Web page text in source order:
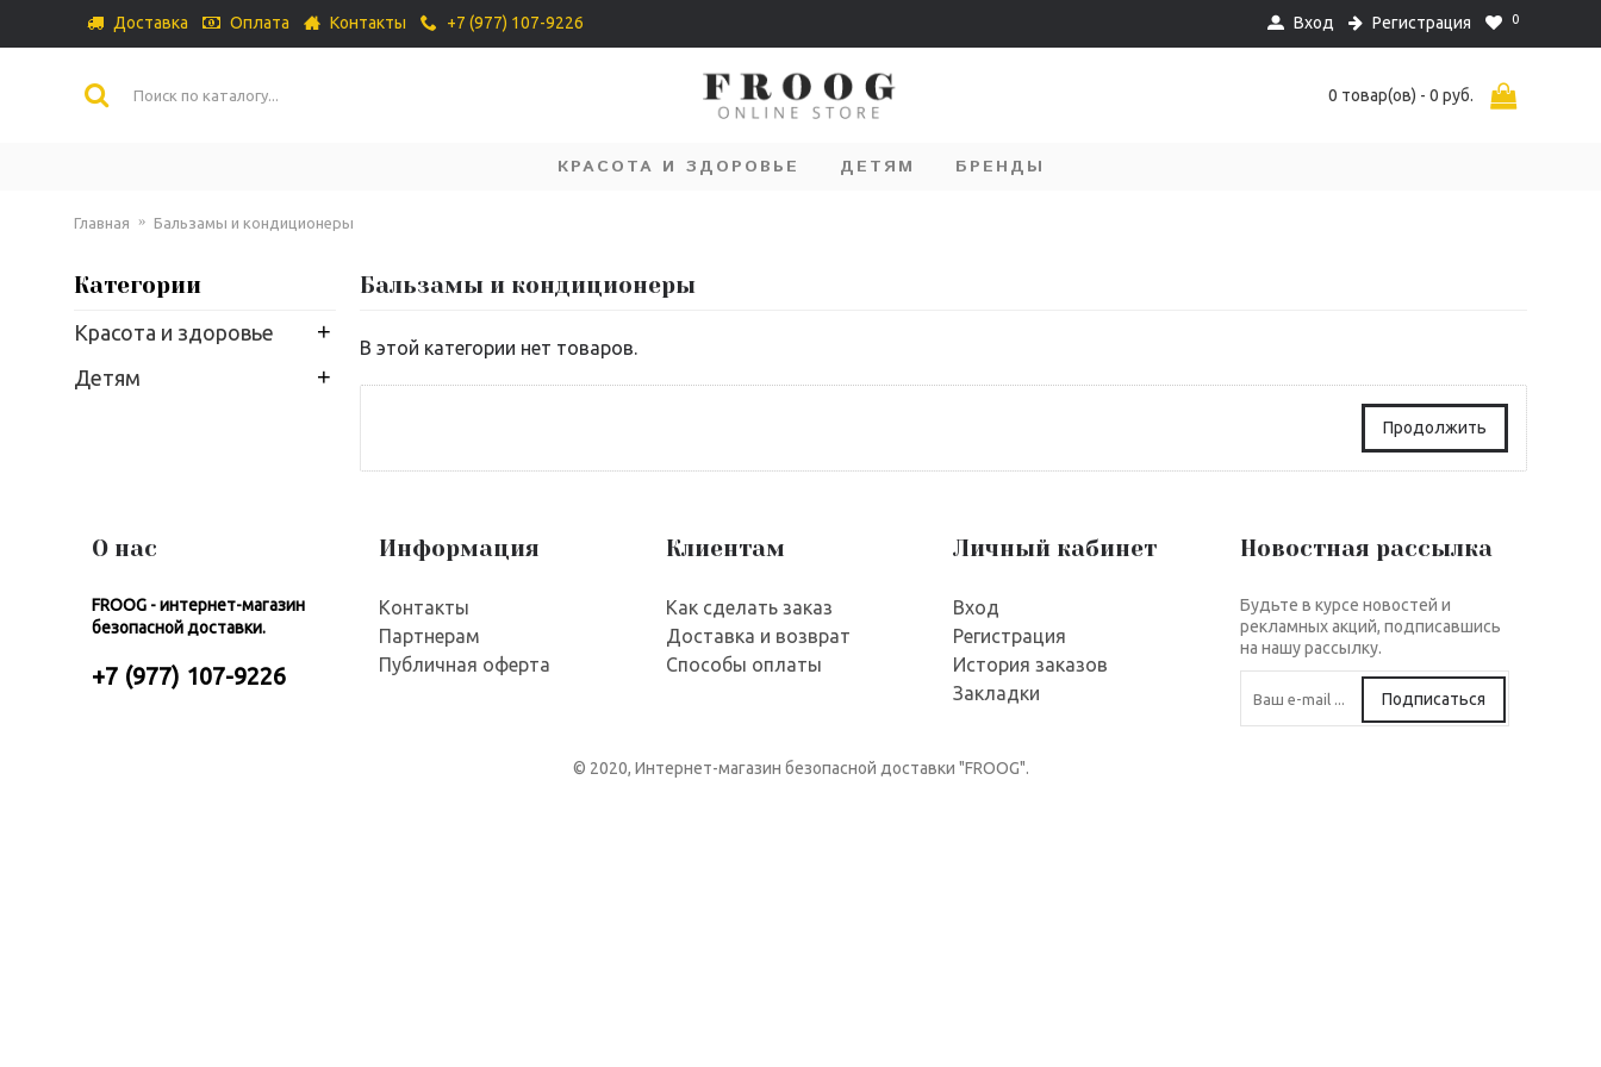
Доставка Оплата Контакты +7 (977) 107-9226 Вход Регистрация 0
0 товар(ов) - 0 руб.
КРАСОТА И ЗДОРОВЬЕ ДЕТЯМ БРЕНДЫ
Главная Бальзамы и кондиционеры
Категории
Красота и здоровье +
Детям +
Бальзамы и кондиционеры
В этой категории нет товаров.
Продолжить
О нас
FROOG - интернет-магазин
безопасной доставки.
+7 (977) 107-9226
Информация
Контакты
Партнерам
Публичная оферта
Клиентам
Как сделать заказ
Доставка и возврат
Способы оплаты
Личный кабинет
Вход
Регистрация
История заказов
Закладки
Новостная рассылка
Будьте в курсе новостей и
рекламных акций, подписавшись
на нашу рассылку.
Подписаться
© 2020, Интернет-магазин безопасной доставки "FROOG".